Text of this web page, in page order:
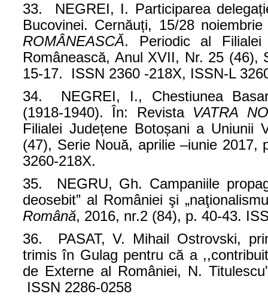
33. NEGREI, I. Participarea
Bucovinei. Cernăuți, 15/28
ROMÂNEASCĂ. Periodic al Filialei
Românească, Anul XVII, Nr. 25 (46),
15-17. ISSN 2360 -218X, ISSN-L
34. NEGREI, I., Chestiunea
(1918-1940). În: Revista VATRA
Filialei Județene Botoșani a Uniunii
(47), Serie Nouă, aprilie –iunie 2017,
3260-218X.
35. NEGRU, Gh. Campaniile
deosebit” al României şi
Română, 2016, nr.2 (84), p. 40-43.
36. PASAT, V. Mihail Ostrovski,
trimis în Gulag pentru că a
de Externe al României, N.
ISSN 2286-0258